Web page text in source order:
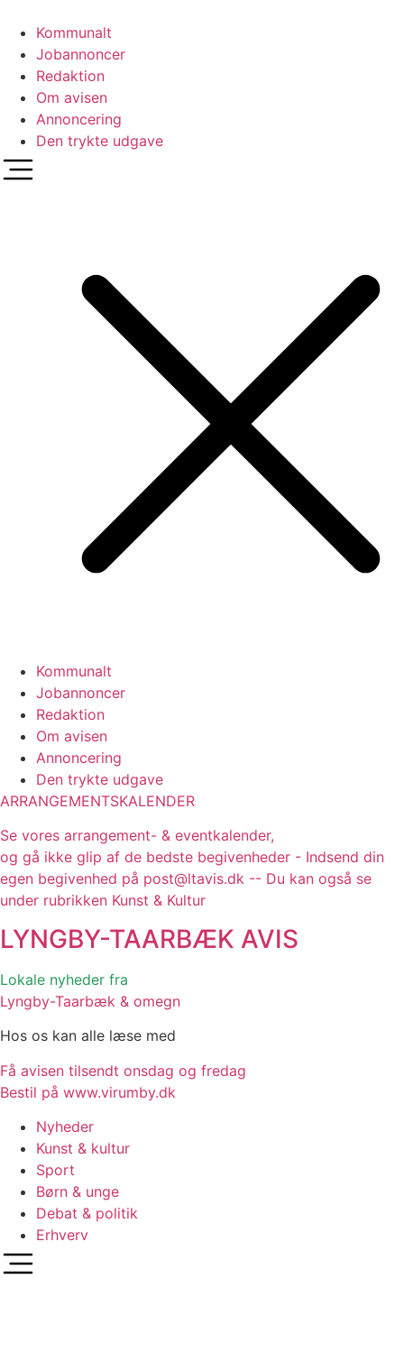
indhold
Kommunalt
Jobannoncer
Redaktion
Om avisen
Annoncering
Den trykte udgave
Kommunalt
Jobannoncer
Redaktion
Om avisen
Annoncering
Den trykte udgave
ARRANGEMENTSKALENDER
Se vores arrangement- & eventkalender,
og gå ikke glip af de bedste begivenheder - Indsend din
egen begivenhed på post@ltavis.dk -- Du kan også se
under rubrikken Kunst & Kultur
LYNGBY-TAARBÆK AVIS
Lokale nyheder fra
Lyngby-Taarbæk & omegn
Hos os kan alle læse med
Få avisen tilsendt onsdag og fredag
Bestil på www.virumby.dk
Nyheder
Kunst & kultur
Sport
Børn & unge
Debat & politik
Erhverv